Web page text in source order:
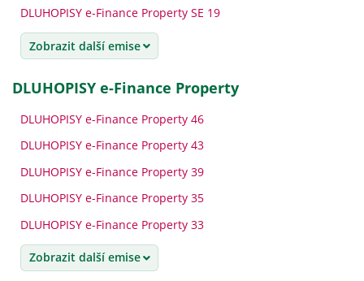
DLUHOPISY e-Finance Property SE 19
Zobrazit další emise
DLUHOPISY e-Finance Property
DLUHOPISY e-Finance Property 46
DLUHOPISY e-Finance Property 43
DLUHOPISY e-Finance Property 39
DLUHOPISY e-Finance Property 35
DLUHOPISY e-Finance Property 33
Zobrazit další emise